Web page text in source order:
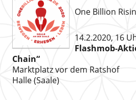
One Billion
14.2.2020, 16
Flashmob-
Chain“
Marktplatz vor dem Ratshof
Halle (Saale)